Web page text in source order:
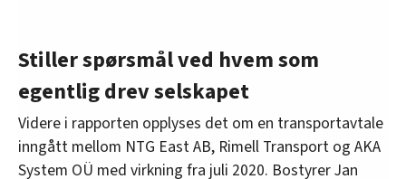
Stiller spørsmål ved hvem som
egentlig drev selskapet
Videre i rapporten opplyses det om en transportavtale
inngått mellom NTG East AB, Rimell Transport og AKA
System OÜ med virkning fra juli 2020. Bostyrer Jan